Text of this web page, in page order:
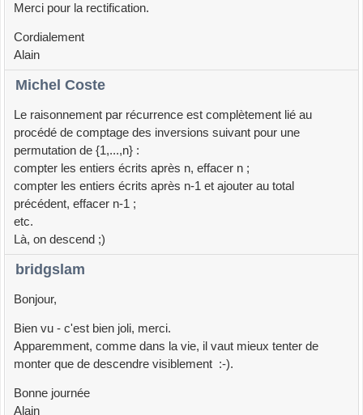
Merci pour la rectification.
Cordialement
Alain
Michel Coste
Le raisonnement par récurrence est complètement lié au
procédé de comptage des inversions suivant pour une
permutation de {1,...,n} :
compter les entiers écrits après n, effacer n ;
compter les entiers écrits après n-1 et ajouter au total
précédent, effacer n-1 ;
etc.
Là, on descend ;)
bridgslam
Bonjour,
Bien vu - c'est bien joli, merci.
Apparemment, comme dans la vie, il vaut mieux tenter de
monter que de descendre visiblement :-).
Bonne journée
Alain